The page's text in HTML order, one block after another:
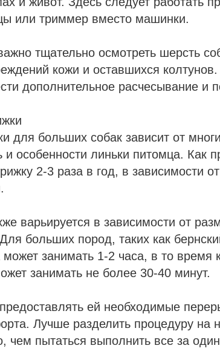
или триммер вместо машинки.
тщательно осмотреть шерсть
кожи и оставшихся
дополнительное расчесывание и
для больших собак зависит от
и особенности линьки питомца. Как
2-3 раза в год, в зависимости от
варьируется в зависимости от
больших пород, таких как
занимать 1-2 часа, в то время
занимать не более 30-40 минут.
ей необходимые
Лучше разделить процедуру на
чем пытаться выполнить все за